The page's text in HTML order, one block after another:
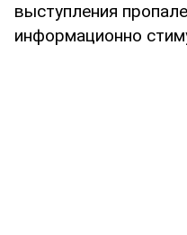
выступления
информационно